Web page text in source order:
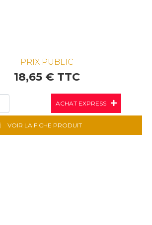
PRIX PUBLIC
18,65 € TTC
ACHAT EXPRESS
VOIR LA FICHE PRODUIT